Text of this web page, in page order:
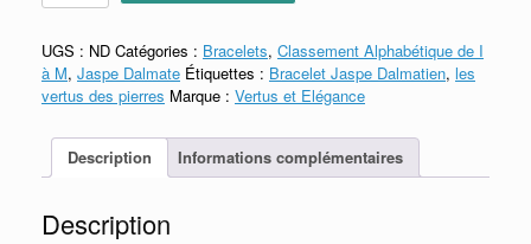
Bracelet
Dalmatien
UGS : ND Catégories : Bracelets, Classement Alphabétique de I
à M, Jaspe Dalmate Étiquettes : Bracelet Jaspe Dalmatien, les
vertus des pierres Marque : Vertus et Elégance
Description Informations complémentaires
Description